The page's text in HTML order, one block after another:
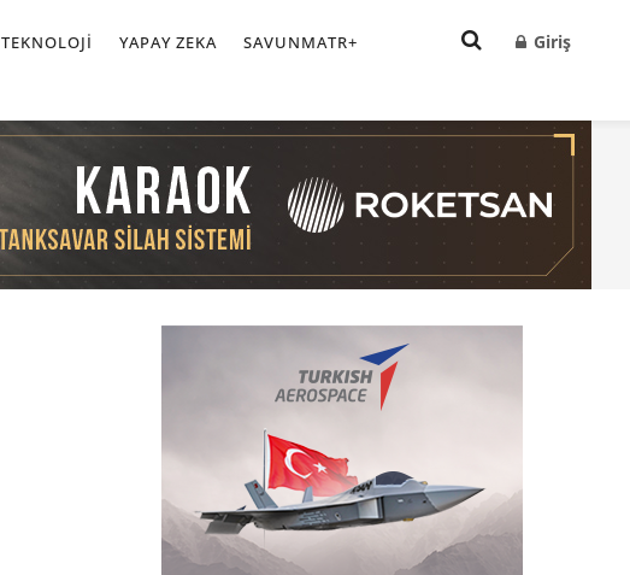
TEKNOLOJI YAPAY ZEKA SAVUNMATR+ Giriş